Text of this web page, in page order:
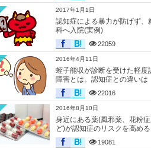
2017年1月1日
認知症による暴力が防げず、
科へ入院(実例)
22059
2016年4月11日
蛭子能収が診断を受けた軽度
障害とは。認知症との違いは
22016
2016年8月10日
身近にある薬(風邪薬、花粉
ど)が認知症のリスクを高める
19081